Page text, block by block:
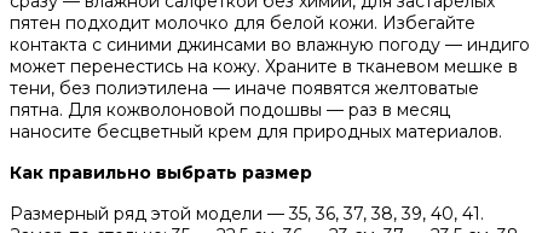
пятен подходит молочко для белой кожи. Избегайте
контакта с синими джинсами во влажную погоду — индиго
может перенестись на кожу. Храните в тканевом мешке в
тени, без полиэтилена — иначе появятся желтоватые
пятна. Для кожволоновой подошвы — раз в месяц
наносите бесцветный крем для природных материалов.
Как правильно выбрать размер
Размерный ряд этой модели — 35, 36, 37, 38, 39, 40, 41.